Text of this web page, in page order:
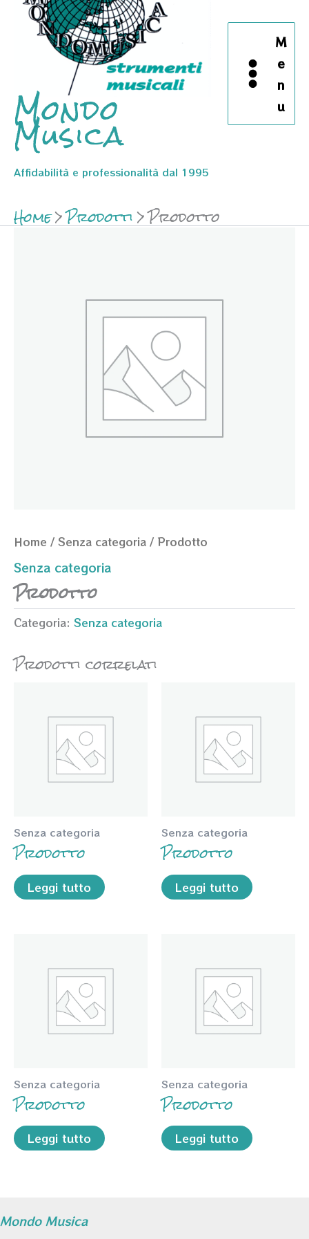
Mondo
Musica
Affidabilità e professionalità dal 1995
M
e
n
u
Home Prodotti Prodotto
Home / Senza categoria / Prodotto
Senza categoria
Prodotto
Categoria: Senza categoria
Prodotti correlati
Senza categoria
Prodotto
Leggi tutto
Senza categoria
Prodotto
Leggi tutto
Senza categoria
Prodotto
Leggi tutto
Senza categoria
Prodotto
Leggi tutto
Mondo Musica